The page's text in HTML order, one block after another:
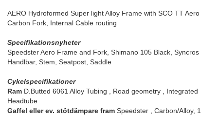
AERO Hydroformed Super light Alloy Frame with SCO TT Aero
Carbon Fork, Internal Cable routing
Specifikationsnyheter
Speedster Aero Frame and Fork, Shimano 105 Black, Syncros
Handlbar, Stem, Seatpost, Saddle
Cykelspecifikationer
Ram D.Butted 6061 Alloy Tubing , Road geometry , Integrated
Headtube
Gaffel eller ev. stötdämpare fram Speedster , Carbon/Alloy, 1